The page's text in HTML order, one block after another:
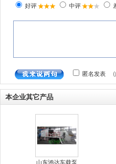
本企业其它产品
山东鸿达车载泵